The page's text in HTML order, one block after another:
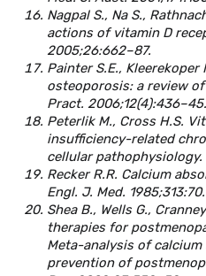
Nagpal S., Na S.,
actions of vitamin D
2005;26:662–87.
Painter S.E., Kleerekoper
osteoporosis: a review
Pract. 2006;12(4):436–45.
Peterlik M., Cross H.S.
insufficiency-related
cellular pathophysiology.
Recker R.R. Calcium
Engl. J. Med. 1985;313:70.
Shea B., Wells G.,
therapies for
Meta-analysis of
prevention of